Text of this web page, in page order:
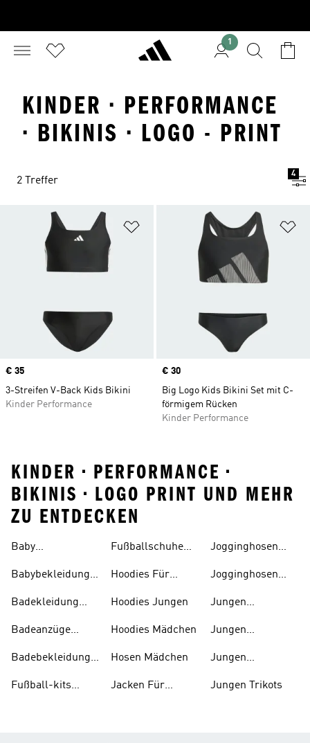
1
KINDER · PERFORMANCE
· BIKINIS · LOGO - PRINT
2 Treffer
4
Zur Wunschliste hinzufügen
Price
€ 35
3-Streifen V-Back Kids Bikini
Kinder Performance
Price
€ 30
Big Logo Kids Bikini Set mit C-
förmigem Rücken
Kinder Performance
KINDER • PERFORMANCE •
BIKINIS • LOGO PRINT UND MEHR
ZU ENTDECKEN
Baby
Babybekleidung
Badekleidung
Badeanzüge
Badebekleidung
Fußball-kits
Fußballschuhe
Hoodies Für
Hoodies Jungen
Hoodies Mädchen
Hosen Mädchen
Jacken Für
Jogginghosen
Jogginghosen
Jungen
Jungen
Jungen
Jungen Trikots